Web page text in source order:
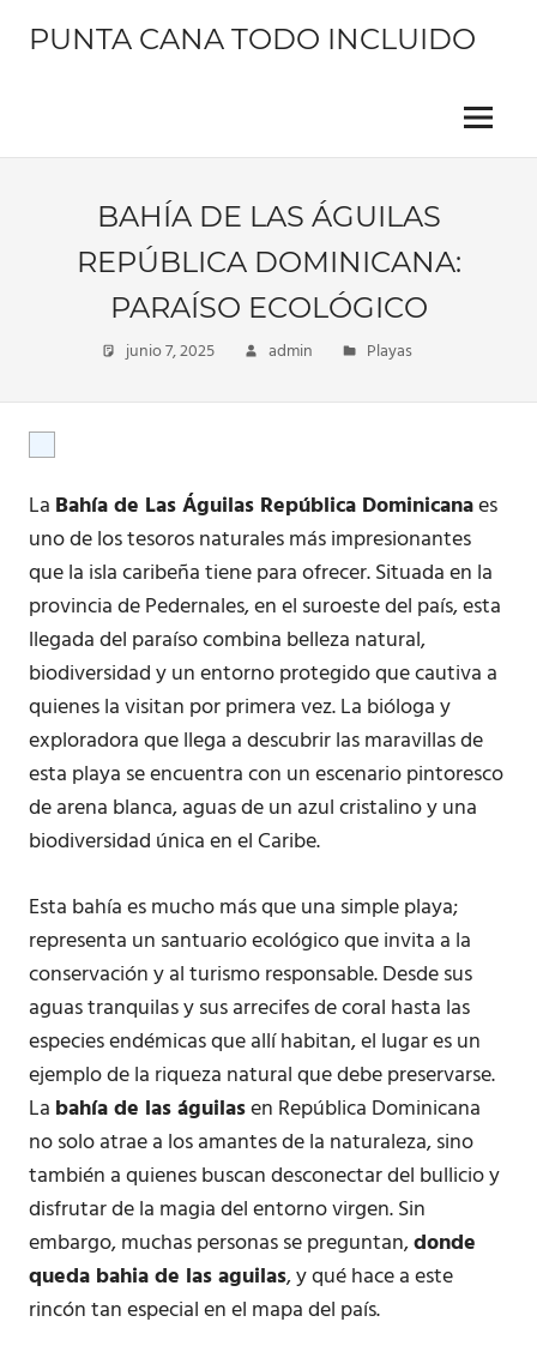
PUNTA CANA TODO INCLUIDO
hermoso
Menu
BAHÍA DE LAS ÁGUILAS
REPÚBLICA DOMINICANA:
PARAÍSO ECOLÓGICO
junio 7, 2025 admin Playas
La Bahía de Las Águilas República Dominicanaes
uno de los tesoros naturales más impresionantes
que la isla caribeña tiene para ofrecer. Situada en la
provincia de Pedernales, en el suroeste del país, esta
llegada del paraíso combina belleza natural,
biodiversidad y un entorno protegido que cautiva a
quienes la visitan por primera vez. La bióloga y
exploradora que llega a descubrir las maravillas de
esta playa se encuentra con un escenario pintoresco
de arena blanca, aguas de un azul cristalino y una
biodiversidad única en el Caribe.
Esta bahía es mucho más que una simple playa;
representa un santuario ecológico que invita a la
conservación y al turismo responsable. Desde sus
aguas tranquilas y sus arrecifes de coral hasta las
especies endémicas que allí habitan, el lugar es un
ejemplo de la riqueza natural que debe preservarse.
La bahía de las águilasen República Dominicana
no solo atrae a los amantes de la naturaleza, sino
también a quienes buscan desconectar del bullicio y
disfrutar de la magia del entorno virgen. Sin
embargo, muchas personas se preguntan,donde
queda bahia de las aguilas, y qué hace a este
rincón tan especial en el mapa del país.